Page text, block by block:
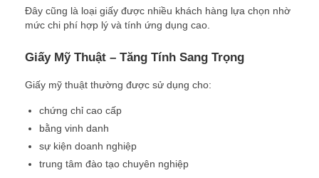
Đây cũng là loại giấy được nhiều khách hàng lựa chọn nhờ
mức chi phí hợp lý và tính ứng dụng cao.
Giấy Mỹ Thuật – Tăng Tính Sang Trọng
Giấy mỹ thuật thường được sử dụng cho:
chứng chỉ cao cấp
bằng vinh danh
sự kiện doanh nghiệp
trung tâm đào tạo chuyên nghiệp